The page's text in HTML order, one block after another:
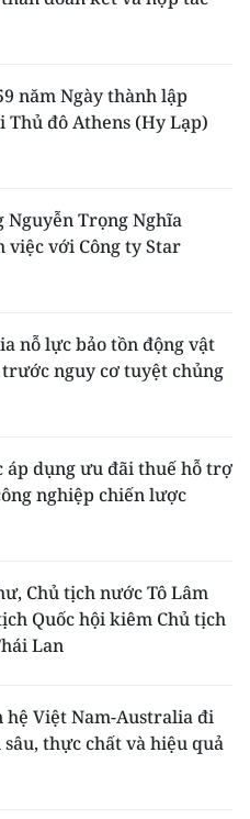
năm Ngày thành lập
Thủ đô Athens (Hy Lạp)
Trọng Nghĩa
việc với Công ty Star
nỗ lực bảo tồn động vật
nguy cơ tuyệt chủng
áp dụng ưu đãi thuế hỗ trợ
nghiệp chiến lược
Chủ tịch nước Tô Lâm
Quốc hội kiêm Chủ tịch
Lan
hệ Việt Nam-Australia đi
sâu, thực chất và hiệu quả